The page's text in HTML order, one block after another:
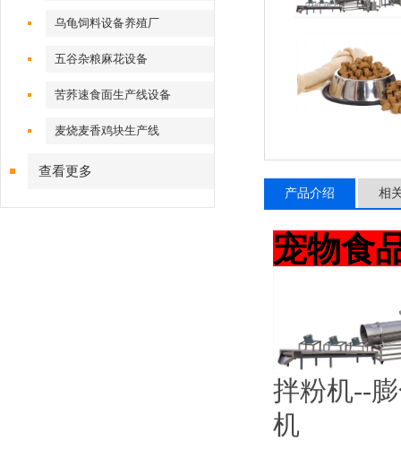
乌龟饲料设备养殖厂
五谷杂粮麻花设备
苦荞速食面生产线设备
麦烧麦香鸡块生产线
查看更多
产品介绍 相
宠物食
拌粉机--
机